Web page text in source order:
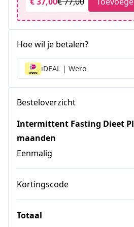
Hoe wil je betalen?
iDEAL | Wero
Besteloverzicht
Intermittent Fasting Dieet
maanden
Eenmalig
Kortingscode
Totaal